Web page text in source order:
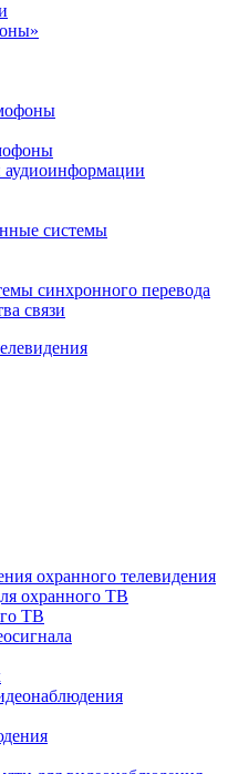
системы
синхронного перевода
связи
охранного телевидения
охранного ТВ
ТВ